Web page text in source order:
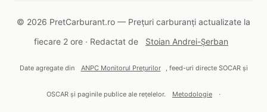
© 2026 PretCarburant.ro — Prețuri carburanți actualizate la
fiecare 2 ore · Redactat de
Stoian Andrei-Șerban
Date agregate din ANPC Monitorul Prețurilor , feed-uri directe SOCAR și
OSCAR și paginile publice ale rețelelor. Metodologie ·